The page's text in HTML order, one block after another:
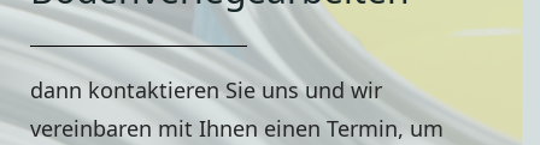
dann kontaktieren Sie uns und wir
vereinbaren mit Ihnen einen Termin, um